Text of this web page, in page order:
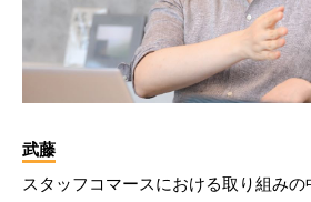
武藤
スタッフコマースにおける取り組み